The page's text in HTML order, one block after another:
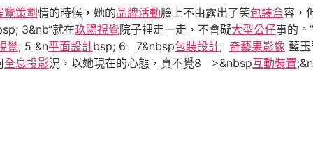
覽策劃 情的時候，她的品牌活動臉上不由露出了笑包裝盒容，
3&nb“就在玖陽視覺院子裡走一走，不會礙大型公仔事的。
覺; 5 &n平面設計bsp; 6 7&nbsp包裝設計; 奇藝果影像 藍
全息投影況，以她現在的心態，真不覺8 >&nbsp互動裝置